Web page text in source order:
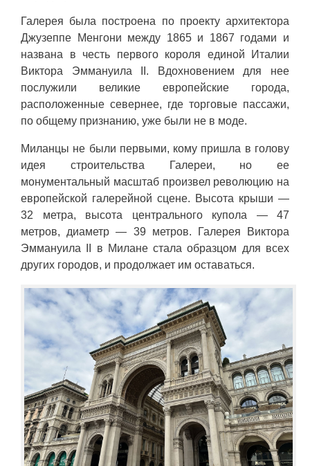
Галерея была построена по проекту архитектора
Джузеппе Менгони между 1865 и 1867 годами и
названа в честь первого короля единой Италии
Виктора Эммануила II. Вдохновением для нее
послужили великие европейские города,
расположенные севернее, где торговые пассажи,
по общему признанию, уже были не в моде.
Миланцы не были первыми, кому пришла в голову
идея строительства Галереи, но ее
монументальный масштаб произвел революцию на
европейской галерейной сцене. Высота крыши —
32 метра, высота центрального купола — 47
метров, диаметр — 39 метров. Галерея Виктора
Эммануила II в Милане стала образцом для всех
других городов, и продолжает им оставаться.